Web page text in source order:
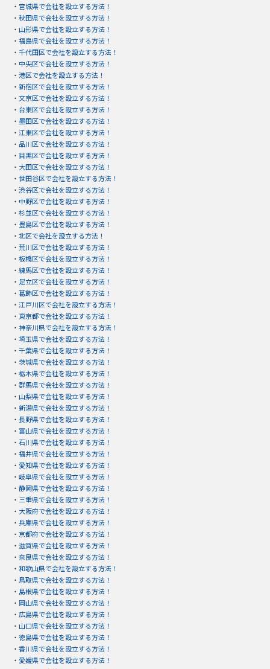
・ 宮城県で会社を設立する方法！
・ 秋田県で会社を設立する方法！
・ 山形県で会社を設立する方法！
・ 福島県で会社を設立する方法！
・ 千代田区で会社を設立する方法！
・ 中央区で会社を設立する方法！
・ 港区で会社を設立する方法！
・ 新宿区で会社を設立する方法！
・ 文京区で会社を設立する方法！
・ 台東区で会社を設立する方法！
・ 墨田区で会社を設立する方法！
・ 江東区で会社を設立する方法！
・ 品川区で会社を設立する方法！
・ 目黒区で会社を設立する方法！
・ 大田区で会社を設立する方法！
・ 世田谷区で会社を設立する方法！
・ 渋谷区で会社を設立する方法！
・ 中野区で会社を設立する方法！
・ 杉並区で会社を設立する方法！
・ 豊島区で会社を設立する方法！
・ 北区で会社を設立する方法！
・ 荒川区で会社を設立する方法！
・ 板橋区で会社を設立する方法！
・ 練馬区で会社を設立する方法！
・ 足立区で会社を設立する方法！
・ 葛飾区で会社を設立する方法！
・ 江戸川区で会社を設立する方法！
・ 東京都で会社を設立する方法！
・ 神奈川県で会社を設立する方法！
・ 埼玉県で会社を設立する方法！
・ 千葉県で会社を設立する方法！
・ 茨城県で会社を設立する方法！
・ 栃木県で会社を設立する方法！
・ 群馬県で会社を設立する方法！
・ 山梨県で会社を設立する方法！
・ 新潟県で会社を設立する方法！
・ 長野県で会社を設立する方法！
・ 富山県で会社を設立する方法！
・ 石川県で会社を設立する方法！
・ 福井県で会社を設立する方法！
・ 愛知県で会社を設立する方法！
・ 岐阜県で会社を設立する方法！
・ 静岡県で会社を設立する方法！
・ 三重県で会社を設立する方法！
・ 大阪府で会社を設立する方法！
・ 兵庫県で会社を設立する方法！
・ 京都府で会社を設立する方法！
・ 滋賀県で会社を設立する方法！
・ 奈良県で会社を設立する方法！
・ 和歌山県で会社を設立する方法！
・ 鳥取県で会社を設立する方法！
・ 島根県で会社を設立する方法！
・ 岡山県で会社を設立する方法！
・ 広島県で会社を設立する方法！
・ 山口県で会社を設立する方法！
・ 徳島県で会社を設立する方法！
・ 香川県で会社を設立する方法！
・ 愛媛県で会社を設立する方法！